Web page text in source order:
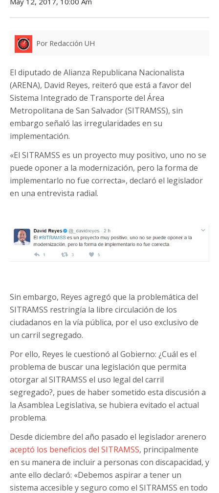
Por Redacción UH
El diputado de Alianza Republicana Nacionalista
(ARENA), David Reyes, reiteró que está a favor del
Sistema Integrado de Transporte del Área
Metropolitana de San Salvador (SITRAMSS), sin
embargo señaló las irregularidades en su
implementación.
«El SITRAMSS es un proyecto muy positivo, uno no se
puede oponer a la modernización, pero la forma de
implementarlo no fue correcta», declaró el legislador
en una entrevista radial.
Sin embargo, Reyes agregó que la problemática del
SITRAMSS restringía la libre circulación de los
ciudadanos en la vía pública, por el uso exclusivo de
un carril segregado.
Por ello, Reyes le cuestionó al Gobierno: ¿Cuál es el
problema de buscar una legislación que permita
otorgar al SITRAMSS el uso legal del carril
segregado?, pues de haber sometido esta discusión a
la Asamblea Legislativa, se hubiera evitado el actual
problema.
Desde diciembre del año pasado el legislador arenero
aceptó los beneficios del SITRAMSS, principalmente
en su manera de incluir a personas con discapacidad, y
ante ello declaró: «Debemos aspirar a tener un
sistema accesible y seguro como el SITRAMSS en todo